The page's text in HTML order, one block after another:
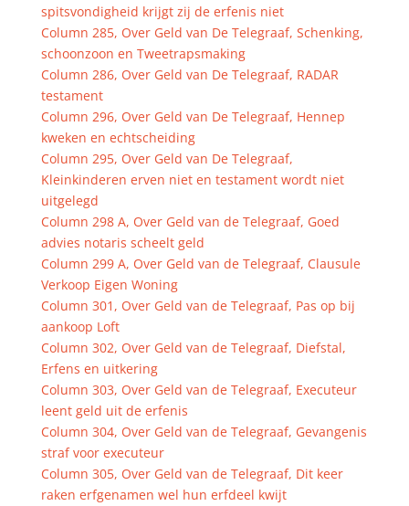
spitsvondigheid krijgt zij de erfenis niet
Column 285, Over Geld van De Telegraaf, Schenking,
schoonzoon en Tweetrapsmaking
Column 286, Over Geld van De Telegraaf, RADAR
testament
Column 296, Over Geld van De Telegraaf, Hennep
kweken en echtscheiding
Column 295, Over Geld van De Telegraaf,
Kleinkinderen erven niet en testament wordt niet
uitgelegd
Column 298 A, Over Geld van de Telegraaf, Goed
advies notaris scheelt geld
Column 299 A, Over Geld van de Telegraaf, Clausule
Verkoop Eigen Woning
Column 301, Over Geld van de Telegraaf, Pas op bij
aankoop Loft
Column 302, Over Geld van de Telegraaf, Diefstal,
Erfens en uitkering
Column 303, Over Geld van de Telegraaf, Executeur
leent geld uit de erfenis
Column 304, Over Geld van de Telegraaf, Gevangenis
straf voor executeur
Column 305, Over Geld van de Telegraaf, Dit keer
raken erfgenamen wel hun erfdeel kwijt